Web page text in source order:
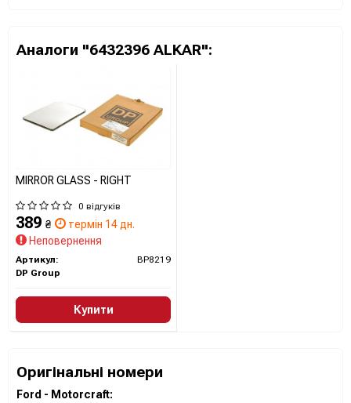
Аналоги "6432396 ALKAR":
MIRROR GLASS - RIGHT
0 відгуків
389 ₴
термін 14 дн.
Неповернення
Артикул:
BP8219
DP Group
Купити
Оригінальні номери
Ford - Motorcraft: